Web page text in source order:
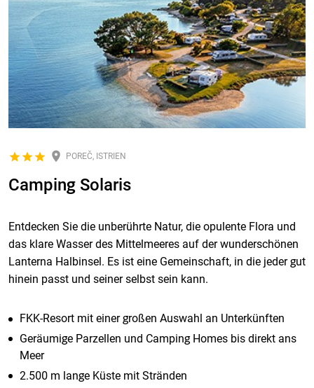
POREČ, ISTRIEN
Camping Solaris
Entdecken Sie die unberührte Natur, die opulente Flora und
das klare Wasser des Mittelmeeres auf der wunderschönen
Lanterna Halbinsel. Es ist eine Gemeinschaft, in die jeder gut
hinein passt und seiner selbst sein kann.
FKK-Resort mit einer großen Auswahl an Unterkünften
Geräumige Parzellen und Camping Homes bis direkt ans
Meer
2.500 m lange Küste mit Stränden